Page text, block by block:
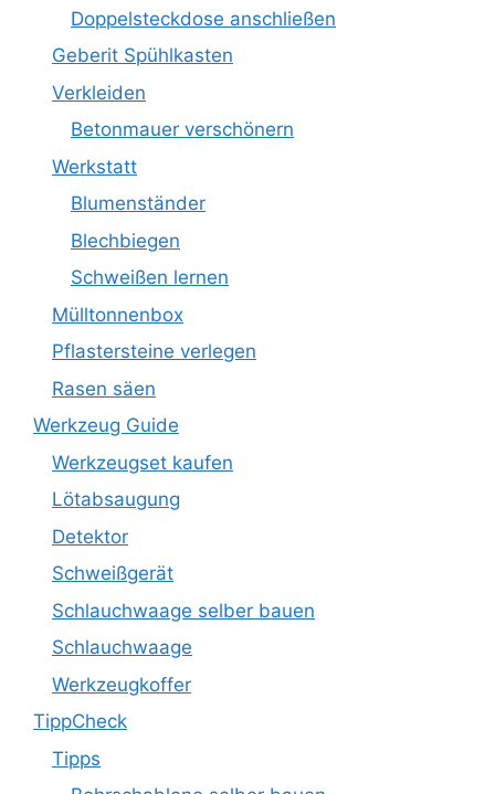
Doppelsteckdose anschließen
Geberit Spühlkasten
Verkleiden
Betonmauer verschönern
Werkstatt
Blumenständer
Blechbiegen
Schweißen lernen
Mülltonnenbox
Pflastersteine verlegen
Rasen säen
Werkzeug Guide
Werkzeugset kaufen
Lötabsaugung
Detektor
Schweißgerät
Schlauchwaage selber bauen
Schlauchwaage
Werkzeugkoffer
TippCheck
Tipps